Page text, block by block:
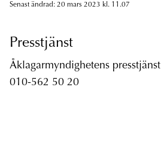
Senast ändrad: 20 mars 2023 kl. 11.07
Presstjänst
Åklagarmyndighetens presstjänst
010-562 50 20